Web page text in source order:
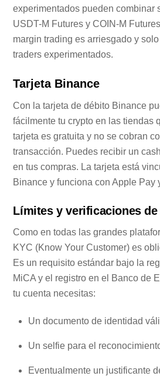
experimentados pueden combinar
USDT-M Futures y COIN-M
margin trading es arriesgado y
traders experimentados.
Tarjeta Binance
Con la tarjeta de débito Binance
fácilmente tu crypto en las tiendas
tarjeta es gratuita y no se cobran
transacción. Puedes recibir un
en tus compras. La tarjeta está
Binance y funciona con Apple Pay
Límites y verificaciones de
Como en todas las grandes
KYC (Know Your Customer) es
Es un requisito estándar bajo la
MiCA y el registro en el Banco de
tu cuenta necesitas:
Un documento de identidad
Un selfie para el
Eventualmente un justificante